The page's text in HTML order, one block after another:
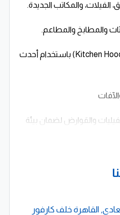
والمكاتب الجديدة.
والمطابخ والمطاعم.
تنظيف وصيانة الشفاطات (Kitchen Hood) باستخدام أحدث
والقوارض لضمان بيئة
والمطابخ والمطاعم.
القاهرة خلف كارفور